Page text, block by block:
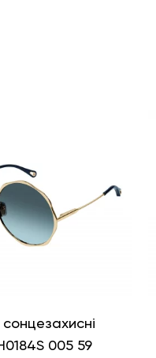
005 59